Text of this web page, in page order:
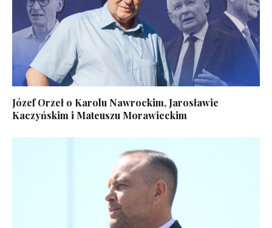
Józef Orzeł o Karolu Nawrockim, Jarosławie
Kaczyńskim i Mateuszu Morawieckim